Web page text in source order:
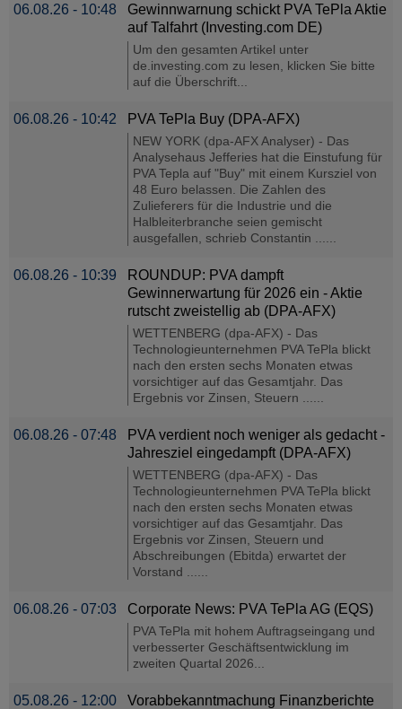
06.08.26 - 10:48
Gewinnwarnung schickt PVA TePla Aktie
auf Talfahrt (Investing.com DE)
Um den gesamten Artikel unter
de.investing.com zu lesen, klicken Sie bitte
auf die Überschrift...
06.08.26 - 10:42 PVA TePla Buy (DPA-AFX)
NEW YORK (dpa-AFX Analyser) - Das
Analysehaus Jefferies hat die Einstufung für
PVA Tepla auf "Buy" mit einem Kursziel von
48 Euro belassen. Die Zahlen des
Zulieferers für die Industrie und die
Halbleiterbranche seien gemischt
ausgefallen, schrieb Constantin ......
06.08.26 - 10:39
ROUNDUP: PVA dampft
Gewinnerwartung für 2026 ein - Aktie
rutscht zweistellig ab (DPA-AFX)
WETTENBERG (dpa-AFX) - Das
Technologieunternehmen PVA TePla blickt
nach den ersten sechs Monaten etwas
vorsichtiger auf das Gesamtjahr. Das
Ergebnis vor Zinsen, Steuern ......
06.08.26 - 07:48
PVA verdient noch weniger als gedacht -
Jahresziel eingedampft (DPA-AFX)
WETTENBERG (dpa-AFX) - Das
Technologieunternehmen PVA TePla blickt
nach den ersten sechs Monaten etwas
vorsichtiger auf das Gesamtjahr. Das
Ergebnis vor Zinsen, Steuern und
Abschreibungen (Ebitda) erwartet der
Vorstand ......
06.08.26 - 07:03 Corporate News: PVA TePla AG (EQS)
PVA TePla mit hohem Auftragseingang und
verbesserter Geschäftsentwicklung im
zweiten Quartal 2026...
05.08.26 - 12:00
Vorabbekanntmachung Finanzberichte